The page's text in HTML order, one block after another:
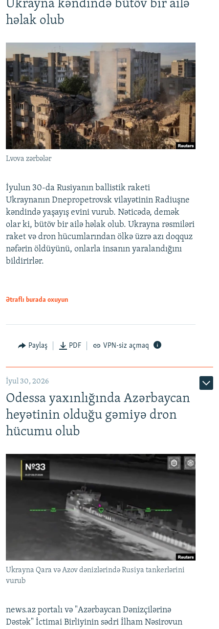
Ukrayna kəndində bütöv bir ailə
həlak olub
Lvova zərbələr
İyulun 30-da Rusiyanın ballistik raketi
Ukraynanın Dnepropetrovsk vilayətinin Radiuşne
kəndində yaşayış evini vurub. Nəticədə, demək
olar ki, bütöv bir ailə həlak olub. Ukrayna rəsmiləri
raket və dron hücumlarından ölkə üzrə azı doqquz
nəfərin öldüyünü, onlarla insanın yaralandığını
bildirirlər.
Ətraflı burada oxuyun
Paylaş PDF VPN-siz açmaq
İyul 30, 2026
Odessa yaxınlığında Azərbaycan
heyətinin olduğu gəmiyə dron
hücumu olub
Ukrayna Qara və Azov dənizlərində Rusiya tankerlərini
vurub
news.az portalı və "Azərbaycan Dənizçilərinə
Dəstək" İctimai Birliyinin sədri İlham Nəsirovun